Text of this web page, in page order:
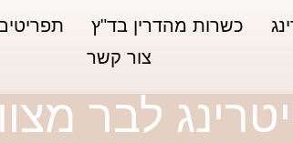
כשרות מהדרין בד"ץ
צור קשר
לבר